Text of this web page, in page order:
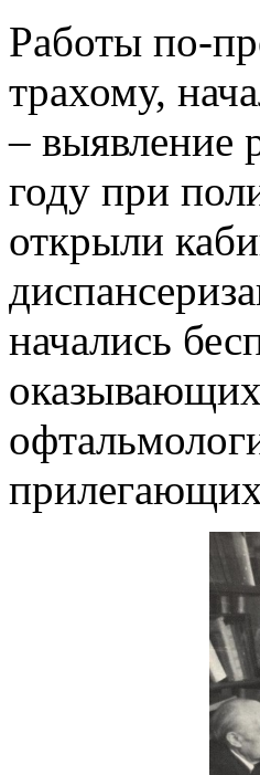
Работы по-
трахому,
– выявление
году при
открыли
начались